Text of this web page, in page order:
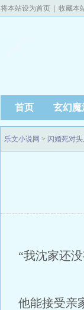
将本站设为首页 收藏本
首页 玄幻魔
乐文小说网 > 闪婚死对
“我沈家还
他能接受亲